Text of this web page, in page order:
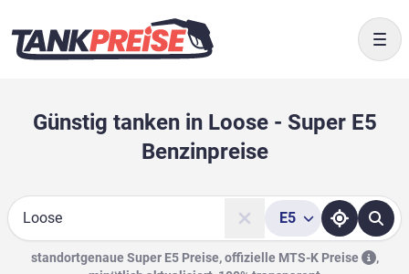
Günstig tanken in Loose - Super E5
Benzinpreise
Suche
E5
standortgenaue Super E5 Preise, offizielle MTS-K Preise
,